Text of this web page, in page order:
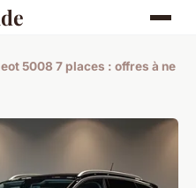
5008 7 places : offres à ne